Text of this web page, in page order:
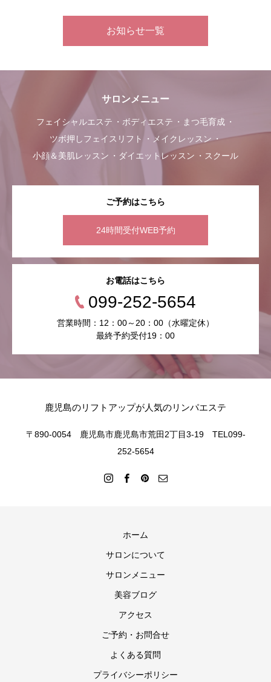
お知らせ一覧
サロンメニュー
フェイシャルエステ ボディエステ
まつ毛育成
ツボ押しフェイスリフト
メイクレッスン
小顔＆美肌レッスン
ダイエットレッスン スクール
ご予約はこちら
24時間受付WEB予約
お電話はこちら
099-252-5654
営業時間：12：00～20：00（水曜定休）
最終予約受付19：00
鹿児島のリフトアップが人気のリンパエステ
〒890-0054 鹿児島市鹿児島市荒田2丁目3-19 TEL099-
252-5654
ホーム
サロンについて
サロンメニュー
美容ブログ
アクセス
ご予約・お問合せ
よくある質問
プライバシーポリシー